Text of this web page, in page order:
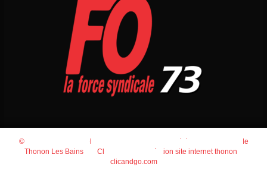
© 2026 Agence Web Thonon Les Bains
Référencement Google
Thonon Les Bains
Clic And Go
création site internet thonon
clicandgo.com